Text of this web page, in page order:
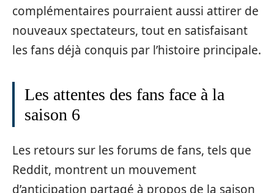
complémentaires pourraient aussi attirer de
nouveaux spectateurs, tout en satisfaisant
les fans déjà conquis par l’histoire principale.
Les attentes des fans face à la
saison 6
Les retours sur les forums de fans, tels que
Reddit, montrent un mouvement
d’anticipation partagé à propos de la saison